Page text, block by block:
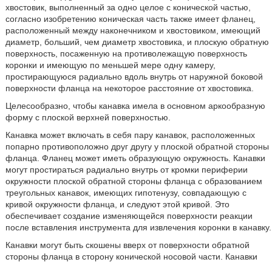
хвостовик, выполненный за одно целое с конической частью,
согласно изобретению коническая часть также имеет фланец,
расположенный между наконечником и хвостовиком, имеющий
диаметр, больший, чем диаметр хвостовика, и плоскую обратную
поверхность, посаженную на противолежащую поверхность
коронки и имеющую по меньшей мере одну камеру,
простирающуюся радиально вдоль внутрь от наружной боковой
поверхности фланца на некоторое расстояние от хвостовика.
Целесообразно, чтобы канавка имела в основном аркообразную
форму с плоской верхней поверхностью.
Канавка может включать в себя пару канавок, расположенных
попарно противоположно друг другу у плоской обратной стороны
фланца. Фланец может иметь образующую окружность. Канавки
могут простираться радиально внутрь от кромки периферии
окружности плоской обратной стороны фланца с образованием
треугольных канавок, имеющих гипотенузу, совпадающую с
кривой окружности фланца, и следуют этой кривой. Это
обеспечивает создание изменяющейся поверхности реакции
после вставления инструмента для извлечения коронки в канавку.
Канавки могут быть скошены вверх от поверхности обратной
стороны фланца в сторону конической носовой части. Канавки